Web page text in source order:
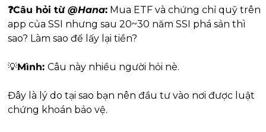
❓Câu hỏi từ @Hana: Mua ETF và chứng chỉ quỹ trên
app của SSI nhưng sau 20~30 năm SSI phá sản thì
sao? Làm sao để lấy lại tiền?
💡Mình: Câu này nhiều người hỏi nè.
Đây là lý do tại sao bạn nên đầu tư vào nơi được luật
chứng khoán bảo vệ.